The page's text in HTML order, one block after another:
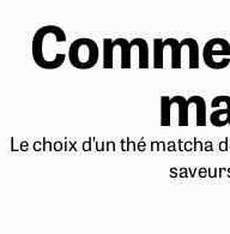
Le choix d’un thé